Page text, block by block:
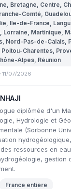
Bretagne, Centre,
Comté,
Ile-de-France,
Lorraine, Martinique,
Nord-Pas-de-Calais,
Poitou-Charentes,
Alpes, Réunion
11/07/2026
diplômée d'un
Hydrologie et
(Sorbonne
ressources en
gestion
France entière